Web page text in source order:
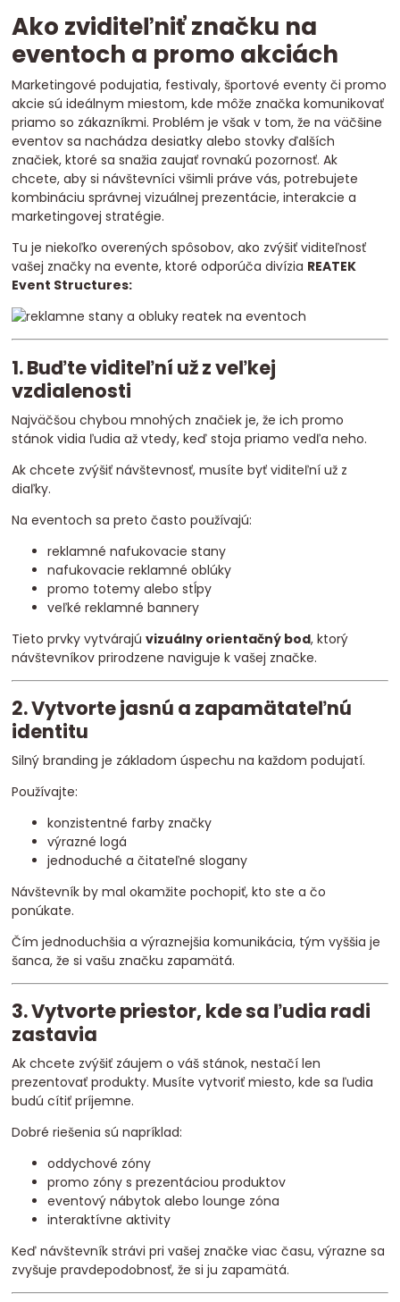
cieľová brána
bežecké preteky cyklistické podujatia
Ako zviditeľniť značku na
eventoch a promo akciách
Marketingové podujatia, festivaly, športové eventy či promo
akcie sú ideálnym miestom, kde môže značka komunikovať
priamo so zákazníkmi. Problém je však v tom, že na väčšine
eventov sa nachádza desiatky alebo stovky ďalších
značiek, ktoré sa snažia zaujať rovnakú pozornosť. Ak
chcete, aby si návštevníci všimli práve vás, potrebujete
kombináciu správnej vizuálnej prezentácie, interakcie a
marketingovej stratégie.
Tu je niekoľko overených spôsobov, ako zvýšiť viditeľnosť
vašej značky na evente, ktoré odporúča divízia REATEK
Event Structures:
1. Buďte viditeľní už z veľkej
vzdialenosti
Najväčšou chybou mnohých značiek je, že ich promo
stánok vidia ľudia až vtedy, keď stoja priamo vedľa neho.
Ak chcete zvýšiť návštevnosť, musíte byť viditeľní už z
diaľky.
Na eventoch sa preto často používajú:
reklamné nafukovacie stany
nafukovacie reklamné oblúky
promo totemy alebo stĺpy
veľké reklamné bannery
Tieto prvky vytvárajúvizuálny orientačný bod, ktorý
návštevníkov prirodzene naviguje k vašej značke.
2. Vytvorte jasnú a zapamätateľnú
identitu
Silný branding je základom úspechu na každom podujatí.
Používajte:
konzistentné farby značky
výrazné logá
jednoduché a čitateľné slogany
Návštevník by mal okamžite pochopiť, kto ste a čo
ponúkate.
Čím jednoduchšia a výraznejšia komunikácia, tým vyššia je
šanca, že si vašu značku zapamätá.
3. Vytvorte priestor, kde sa ľudia radi
zastavia
Ak chcete zvýšiť záujem o váš stánok, nestačí len
prezentovať produkty. Musíte vytvoriť miesto, kde sa ľudia
budú cítiť príjemne.
Dobré riešenia sú napríklad:
oddychové zóny
promo zóny s prezentáciou produktov
eventový nábytok alebo lounge zóna
interaktívne aktivity
Keď návštevník strávi pri vašej značke viac času, výrazne sa
zvyšuje pravdepodobnosť, že si ju zapamätá.